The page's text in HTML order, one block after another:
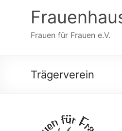
Frauen für Frauen e.V.
Trägerverein